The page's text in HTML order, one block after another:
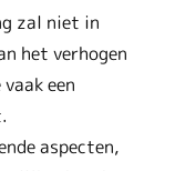
zal niet in
het verhogen
een
aspecten,